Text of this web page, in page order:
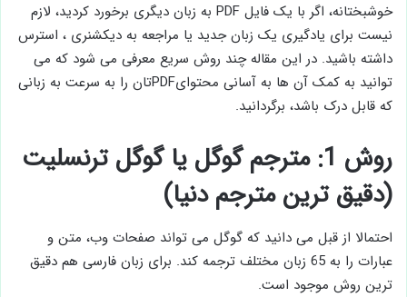
خوشبختانه، اگر با یک فایل PDF به زبان دیگری برخورد کردید، لازم
نیست برای یادگیری یک زبان جدید یا مراجعه به دیکشنری ، استرس
داشته باشید. در این مقاله چند روش سریع معرفی می شود که می
توانید به کمک آن ها به آسانی محتوایPDFتان را به سرعت به زبانی
که قابل درک باشد، برگردانید.
روش 1: مترجم گوگل یا گوگل ترنسلیت
(دقیق ترین مترجم دنیا)
احتمالا از قبل می دانید که گوگل می تواند صفحات وب، متن و
عبارات را به 65 زبان مختلف ترجمه کند. برای زبان فارسی هم دقیق
ترین روش موجود است.